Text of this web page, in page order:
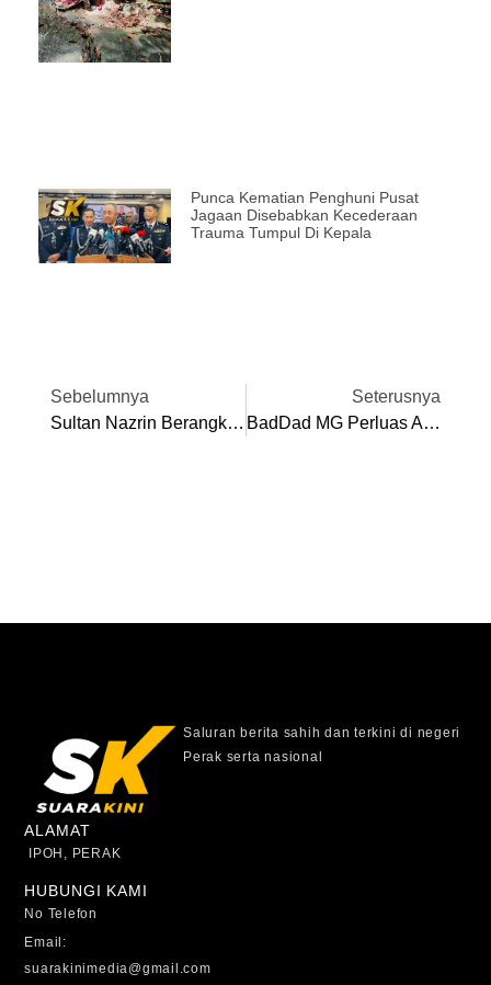
Punca Kematian Penghuni Pusat
Jagaan Disebabkan Kecederaan
Trauma Tumpul Di Kepala
Sebelumnya
Sultan Nazrin Berangkat Meriahkan Sambutan Aidilfitri Menteri Besar Perak Bersama 15,000 Rakyat
Seterusnya
BadDad MG Perluas Aktiviti Bersama Masyarakat, Jelajah Daerah Perak
Saluran berita sahih dan terkini di negeri
Perak serta nasional
ALAMAT
IPOH, PERAK
HUBUNGI KAMI
No Telefon
Email:
suarakinimedia@gmail.com